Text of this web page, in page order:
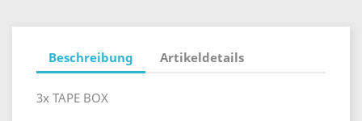
Beschreibung Artikeldetails
3x TAPE BOX